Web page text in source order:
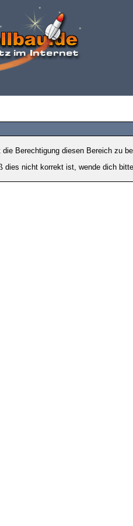
die Berechtigung diesen Bereich zu
dies nicht korrekt ist, wende dich